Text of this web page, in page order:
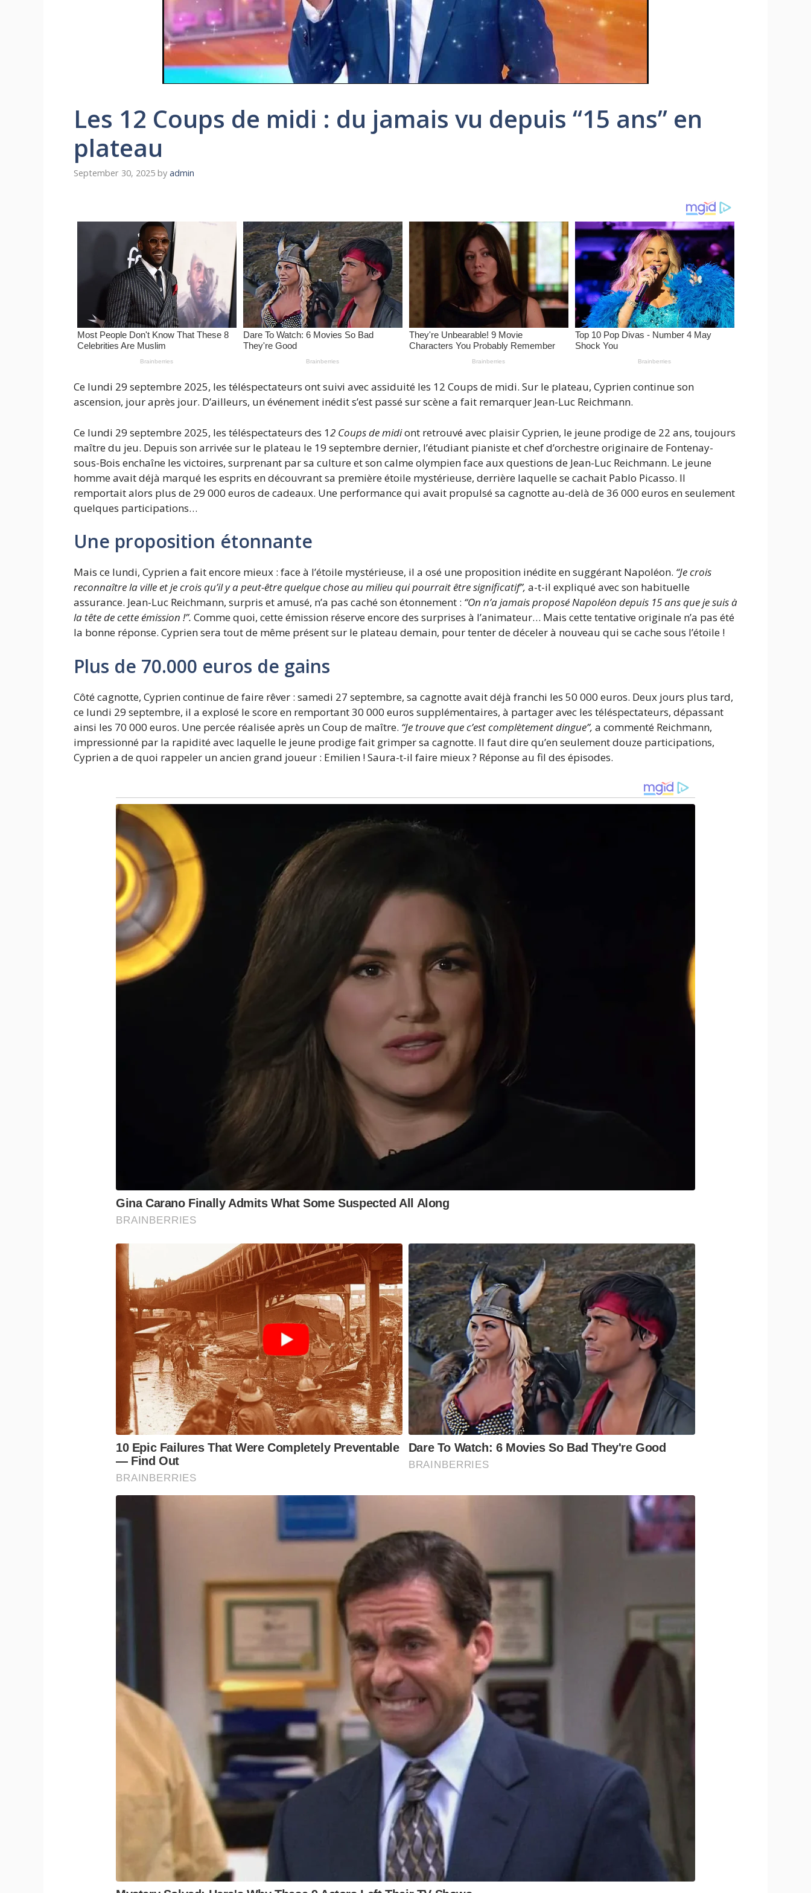
Les 12 Coups de midi : du jamais vu depuis “15 ans” en
plateau
September 30, 2025 by admin
Ce lundi 29 septembre 2025, les téléspectateurs ont suivi avec assiduité les 12 Coups de midi. Sur le plateau, Cyprien continue son
ascension, jour après jour. D’ailleurs, un événement inédit s’est passé sur scène a fait remarquer Jean-Luc Reichmann.
Ce lundi 29 septembre 2025, les téléspectateurs des 12 Coups de midiont retrouvé avec plaisir Cyprien, le jeune prodige de 22 ans, toujours
maître du jeu. Depuis son arrivée sur le plateau le 19 septembre dernier, l’étudiant pianiste et chef d’orchestre originaire de Fontenay-
sous-Bois enchaîne les victoires, surprenant par sa culture et son calme olympien face aux questions de Jean-Luc Reichmann. Le jeune
homme avait déjà marqué les esprits en découvrant sa première étoile mystérieuse, derrière laquelle se cachait Pablo Picasso. Il
remportait alors plus de 29 000 euros de cadeaux. Une performance qui avait propulsé sa cagnotte au-delà de 36 000 euros en seulement
quelques participations…
Une proposition étonnante
Mais ce lundi, Cyprien a fait encore mieux : face à l’étoile mystérieuse, il a osé une proposition inédite en suggérant Napoléon. “Je crois
reconnaître la ville et je crois qu’il y a peut-être quelque chose au milieu qui pourrait être significatif”, a-t-il expliqué avec son habituelle
assurance. Jean-Luc Reichmann, surpris et amusé, n’a pas caché son étonnement : “On n’a jamais proposé Napoléon depuis 15 ans que je suis à
la tête de cette émission !”. Comme quoi, cette émission réserve encore des surprises à l’animateur… Mais cette tentative originale n’a pas été
la bonne réponse. Cyprien sera tout de même présent sur le plateau demain, pour tenter de déceler à nouveau qui se cache sous l’étoile !
Plus de 70.000 euros de gains
Côté cagnotte, Cyprien continue de faire rêver : samedi 27 septembre, sa cagnotte avait déjà franchi les 50 000 euros. Deux jours plus tard,
ce lundi 29 septembre, il a explosé le score en remportant 30 000 euros supplémentaires, à partager avec les téléspectateurs, dépassant
ainsi les 70 000 euros. Une percée réalisée après un Coup de maître. “Je trouve que c’est complètement dingue”, a commenté Reichmann,
impressionné par la rapidité avec laquelle le jeune prodige fait grimper sa cagnotte. Il faut dire qu’en seulement douze participations,
Cyprien a de quoi rappeler un ancien grand joueur : Emilien ! Saura-t-il faire mieux ? Réponse au fil des épisodes.